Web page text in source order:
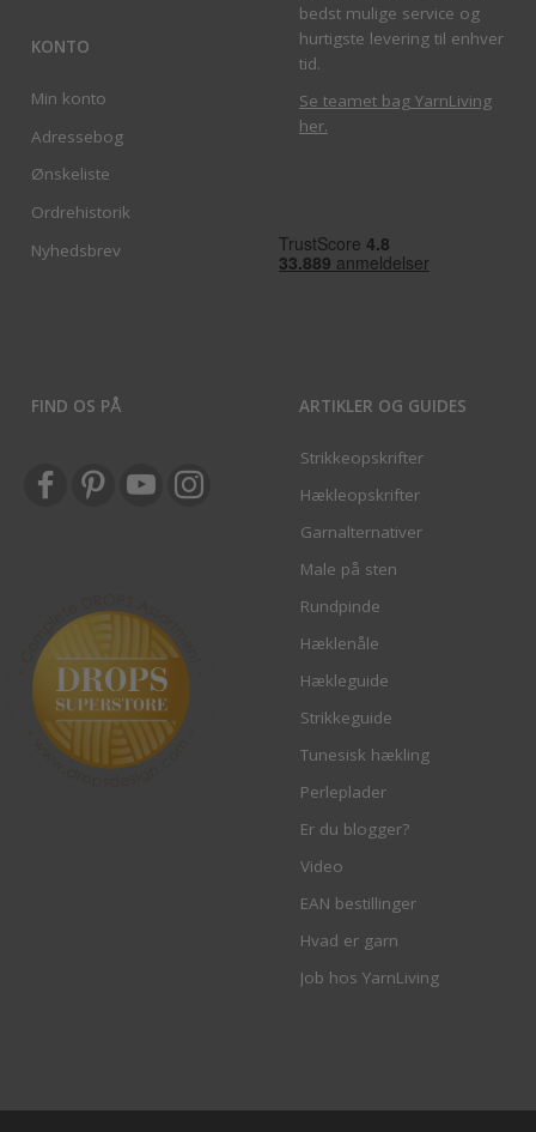
KONTO
Min konto
Adressebog
Ønskeliste
Ordrehistorik
Nyhedsbrev
bedst mulige service og
hurtigste levering til enhver
tid.
Se teamet bag YarnLiving
her.
FIND OS PÅ ARTIKLER OG GUIDES
Strikkeopskrifter
Hækleopskrifter
Garnalternativer
Male på sten
Rundpinde
Hæklenåle
Hækleguide
Strikkeguide
Tunesisk hækling
Perleplader
Er du blogger?
Video
EAN bestillinger
Hvad er garn
Job hos YarnLiving